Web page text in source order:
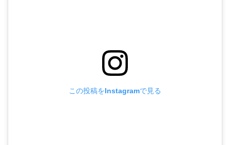
この投稿をInstagramで見る